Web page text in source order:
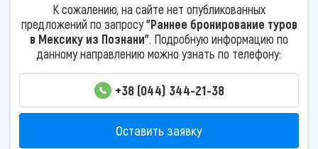
К сожалению, на сайте нет опубликованных
предложений по запросу"Раннее бронирование туров
в Мексику из Познани". Подробную информацию по
данному направлению можно узнать по телефону:
+38 (044) 344-21-38
Оставить заявку